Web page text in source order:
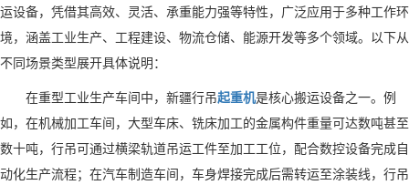
运设备，凭借其高效、灵活、承重能力强等特性，广泛应用于多种工作环
境，涵盖工业生产、工程建设、物流仓储、能源开发等多个领域。以下从
不同场景类型展开具体说明：
在重型工业生产车间中，新疆行吊起重机是核心搬运设备之一。例
如，在机械加工车间，大型车床、铣床加工的金属构件重量可达数吨甚至
数十吨，行吊可通过横梁轨道吊运工件至加工工位，配合数控设备完成自
动化生产流程；在汽车制造车间，车身焊接完成后需转运至涂装线，行吊